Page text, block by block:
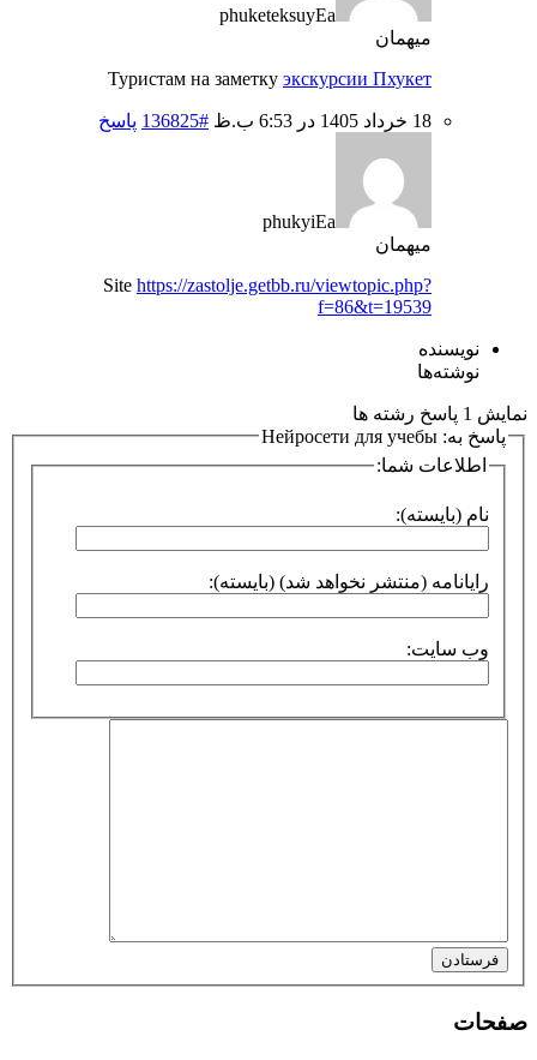
phuketeksuyEa
میهمان
Туристам на заметку экскурсии Пхукет
18 خرداد 1405 در 6:53 ب.ظ #136825 پاسخ
phukyiEa
میهمان
Site https://zastolje.getbb.ru/viewtopic.php?
f=86&t=19539
نویسنده
نوشته‌ها
نمایش 1 پاسخ رشته ها
پاسخ به: Нейросети для учебы
اطلاعات شما:
نام (بایسته):
رایانامه (منتشر نخواهد شد) (بایسته):
وب سایت:
فرستادن
صفحات